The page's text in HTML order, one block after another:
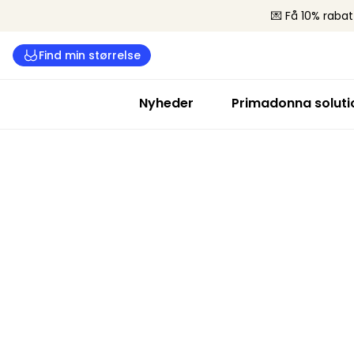
💌 Få 10%
Find min størrelse
Nyheder Primadonna